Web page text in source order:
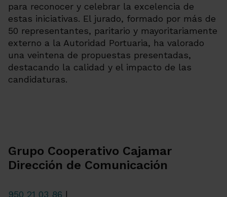
para reconocer y celebrar la excelencia de
estas iniciativas. El jurado, formado por más de
50 representantes, paritario y mayoritariamente
externo a la Autoridad Portuaria, ha valorado
una veintena de propuestas presentadas,
destacando la calidad y el impacto de las
candidaturas.
Grupo Cooperativo Cajamar
Dirección de Comunicación
950 21 03 86 |